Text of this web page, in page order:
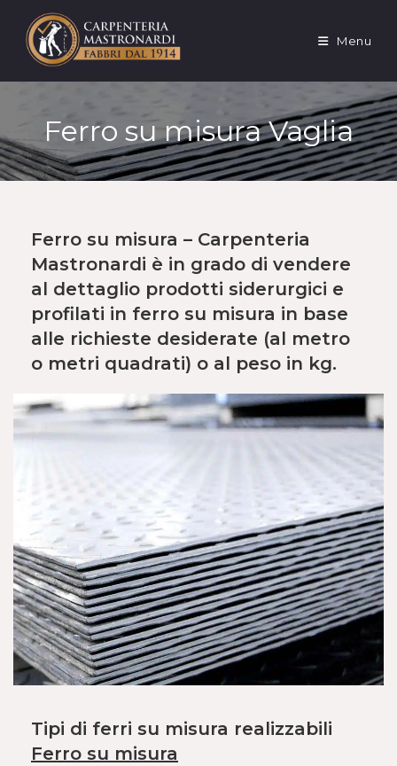
contenuto
Menu
Ferro su misura Vaglia
Ferro su misura – Carpenteria
Mastronardi è in grado di vendere
al dettaglio prodotti siderurgici e
profilati in ferro su misura in base
alle richieste desiderate (al metro
o metri quadrati) o al peso in kg.
Tipi di ferri su misura realizzabili
Ferro su misura